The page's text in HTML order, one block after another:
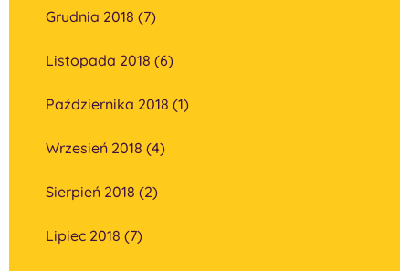
Grudnia 2018 (7)
Listopada 2018 (6)
Października 2018 (1)
Wrzesień 2018 (4)
Sierpień 2018 (2)
Lipiec 2018 (7)